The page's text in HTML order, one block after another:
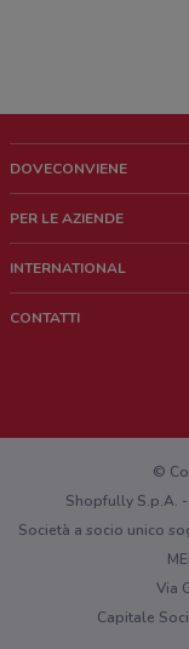
DOVECONVIENE
Chi siamo
Lavora con noi
PER LE AZIENDE
Richieste commerciali e
INTERNATIONAL
CONTATTI
Hai un
©
Shopfully S.p.A. -
Società a socio unico
Via
Capitale